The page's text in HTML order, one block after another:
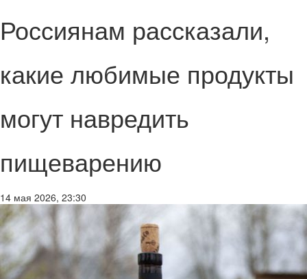
Россиянам рассказали,
какие любимые продукты
могут навредить
пищеварению
14 мая 2026, 23:30